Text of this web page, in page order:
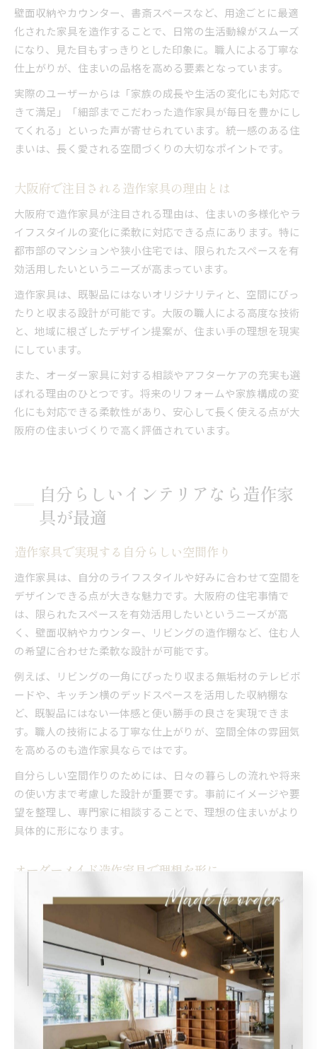
壁面収納やカウンター、書斎スペースなど、用途ごとに最適
化された家具を造作することで、日常の生活動線がスムーズ
になり、見た目もすっきりとした印象に。職人による丁寧な
仕上がりが、住まいの品格を高める要素となっています。
実際のユーザーからは「家族の成長や生活の変化にも対応で
きて満足」「細部までこだわった造作家具が毎日を豊かにし
てくれる」といった声が寄せられています。統一感のある住
まいは、長く愛される空間づくりの大切なポイントです。
大阪府で注目される造作家具の理由とは
大阪府で造作家具が注目される理由は、住まいの多様化やラ
イフスタイルの変化に柔軟に対応できる点にあります。特に
都市部のマンションや狭小住宅では、限られたスペースを有
効活用したいというニーズが高まっています。
造作家具は、既製品にはないオリジナリティと、空間にぴっ
たりと収まる設計が可能です。大阪の職人による高度な技術
と、地域に根ざしたデザイン提案が、住まい手の理想を現実
にしています。
また、オーダー家具に対する相談やアフターケアの充実も選
ばれる理由のひとつです。将来のリフォームや家族構成の変
化にも対応できる柔軟性があり、安心して長く使える点が大
阪府の住まいづくりで高く評価されています。
自分らしいインテリアなら造作家
具が最適
造作家具で実現する自分らしい空間作り
造作家具は、自分のライフスタイルや好みに合わせて空間を
デザインできる点が大きな魅力です。大阪府の住宅事情で
は、限られたスペースを有効活用したいというニーズが高
く、壁面収納やカウンター、リビングの造作棚など、住む人
の希望に合わせた柔軟な設計が可能です。
例えば、リビングの一角にぴったり収まる無垢材のテレビボ
ードや、キッチン横のデッドスペースを活用した収納棚な
ど、既製品にはない一体感と使い勝手の良さを実現できま
す。職人の技術による丁寧な仕上がりが、空間全体の雰囲気
を高めるのも造作家具ならではです。
自分らしい空間作りのためには、日々の暮らしの流れや将来
の使い方まで考慮した設計が重要です。事前にイメージや要
望を整理し、専門家に相談することで、理想の住まいがより
具体的に形になります。
オーダーメイド造作家具で理想を形に
オーダーメイドの造作家具は、理想の空間を実現するための
最適な方法です。大阪府内では、職人による細部までこだわ
った製作が可能で、素材やデザイン、寸法まで自由に選べる
のが特徴です。
例えば、リビングの壁面全体を活かした収納や、カフェのよ
うな雰囲気を演出するキッチンカウンターなど、具体的なイ
メージを職人と共有しながら進めることで、満足度の高い仕
上がりになります。失敗を防ぐためには、用途や設置場所、